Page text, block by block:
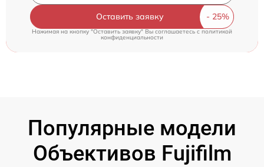
Оставить заявку
Нажимая на кнопку "Оставить заявку" Вы соглашаетесь c политикой
конфиденциальности
Популярные модели
Объективов Fujifilm